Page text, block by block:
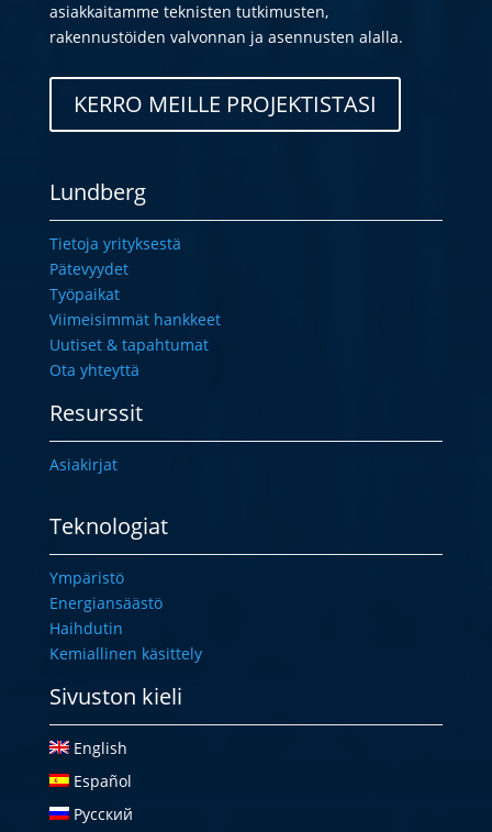
asiakkaitamme teknisten tutkimusten,
rakennustöiden valvonnan ja asennusten alalla.
KERRO MEILLE PROJEKTISTASI
Lundberg
Tietoja yrityksestä
Pätevyydet
Työpaikat
Viimeisimmät hankkeet
Uutiset & tapahtumat
Ota yhteyttä
Resurssit
Asiakirjat
Teknologiat
Ympäristö
Energiansäästö
Haihdutin
Kemiallinen käsittely
Sivuston kieli
English
Español
Русский